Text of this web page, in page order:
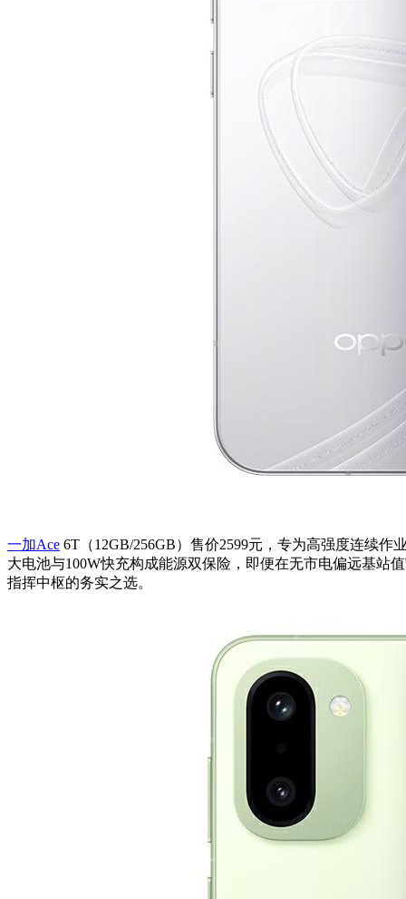
一加Ace 6T（12GB/256GB）售价2599元，专为高强度连续
大电池与100W快充构成能源双保险，即便在无市电偏远基站
指挥中枢的务实之选。